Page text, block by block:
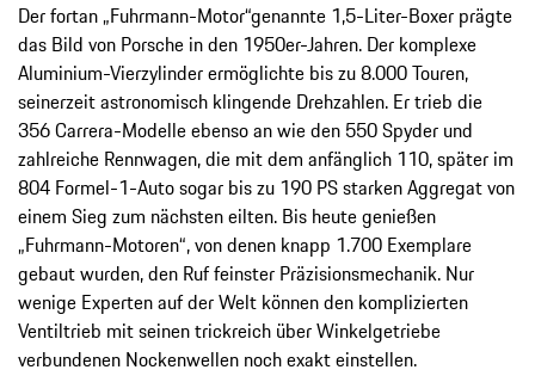
Der fortan „Fuhrmann-Motor“genannte 1,5-Liter-Boxer prägte
das Bild von Porsche in den 1950er-Jahren. Der komplexe
Aluminium-Vierzylinder ermöglichte bis zu 8.000 Touren,
seinerzeit astronomisch klingende Drehzahlen. Er trieb die
356 Carrera-Modelle ebenso an wie den 550 Spyder und
zahlreiche Rennwagen, die mit dem anfänglich 110, später im
804 Formel-1-Auto sogar bis zu 190 PS starken Aggregat von
einem Sieg zum nächsten eilten. Bis heute genießen
„Fuhrmann-Motoren“, von denen knapp 1.700 Exemplare
gebaut wurden, den Ruf feinster Präzisionsmechanik. Nur
wenige Experten auf der Welt können den komplizierten
Ventiltrieb mit seinen trickreich über Winkelgetriebe
verbundenen Nockenwellen noch exakt einstellen.